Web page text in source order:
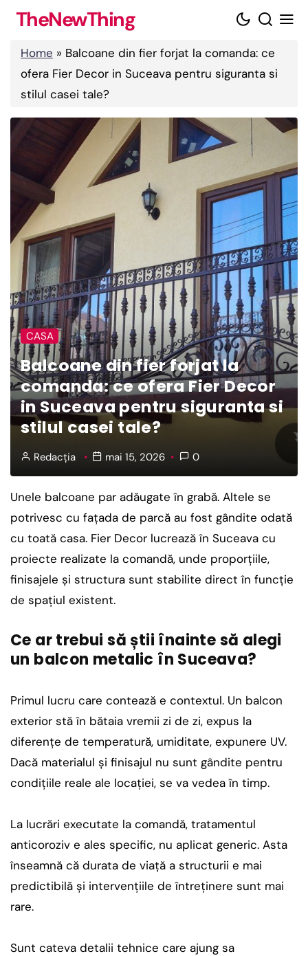
Skip
content
TheNewThing
Home » Balcoane din fier forjat la comanda: ce
ofera Fier Decor in Suceava pentru siguranta si
stilul casei tale?
CASA
Balcoane din fier forjat la
comanda: ce ofera Fier Decor
in Suceava pentru siguranta si
stilul casei tale?
Redacția mai 15, 2026 0
Unele balcoane par adăugate în grabă. Altele se
potrivesc cu fațada de parcă au fost gândite odată
cu toată casa. Fier Decor lucrează în Suceava cu
proiecte realizate la comandă, unde proporțiile,
finisajele și structura sunt stabilite direct în funcție
de spațiul existent.
Ce ar trebui să știi înainte să alegi
un balcon metalic în Suceava?
Primul lucru care contează e contextul. Un balcon
exterior stă în bătaia vremii zi de zi, expus la
diferențe de temperatură, umiditate, expunere UV.
Dacă materialul și finisajul nu sunt gândite pentru
condițiile reale ale locației, se va vedea în timp.
La lucrări executate la comandă, tratamentul
anticoroziv e ales specific, nu aplicat generic. Asta
înseamnă că durata de viață a structurii e mai
predictibilă și intervențiile de întreținere sunt mai
rare.
Sunt cateva detalii tehnice care ajung sa